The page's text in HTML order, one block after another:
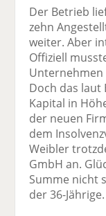
Der Betrieb
zehn
weiter. Aber
Offiziell
Unternehmen
Doch das laut
Kapital in
der neuen
dem
Weibler
GmbH an.
Summe nicht
der 36-Jährige.